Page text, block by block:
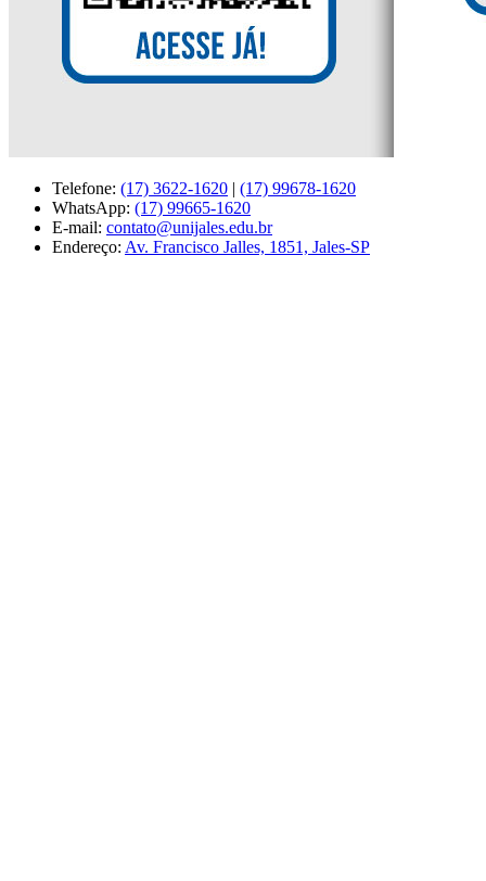
Telefone: (17) 3622-1620 | (17) 99678-1620
WhatsApp: (17) 99665-1620
E-mail: contato@unijales.edu.br
Endereço: Av. Francisco Jalles, 1851, Jales-SP